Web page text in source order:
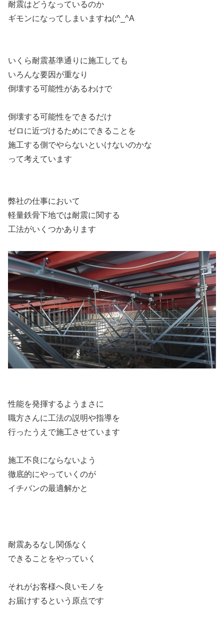
耐震はどうなっているのか
ギモンになってしまいますね(;^_^A
いくら耐震基準通りに施工しても
いろんな要因が重なり
倒壊する可能性があるわけで
倒壊する可能性をできるだけ
ゼロに近づけるためにできることを
施工する側でやらないといけないのかな
って考えています
弊社の仕事において
軽量鉄骨下地では耐震に関する
工法がいくつかあります
性能を発揮するようまさに
職方さんに工法の説明や指導を
行ったうえで施工させています
施工不良にならないよう
徹底的にやっていくのが
イチバンの最適解かと
耐震あるなし関係なく
できることをやっていく
それがお客様へ良いモノを
お届けするという原点です